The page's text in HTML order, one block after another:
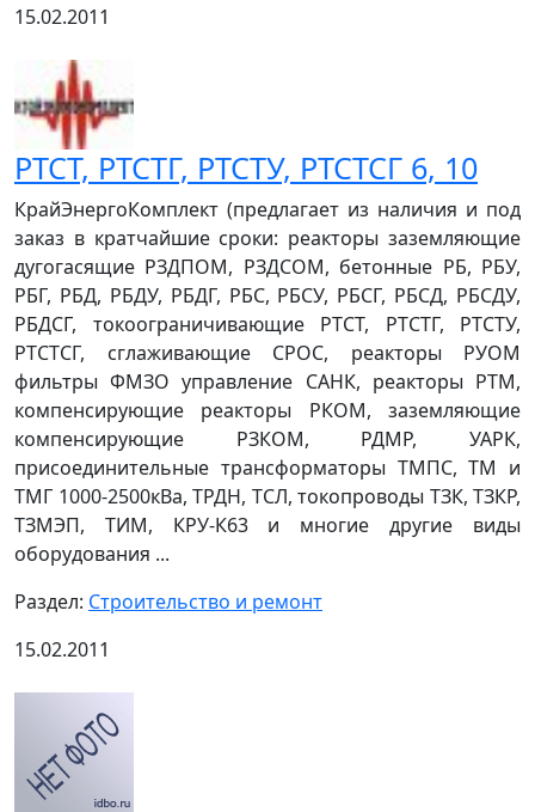
15.02.2011
РТСТ, РТСТГ, РТСТУ, РТСТСГ 6, 10
КрайЭнергоКомплект (предлагает из наличия и под
заказ в кратчайшие сроки: реакторы заземляющие
дугогасящие РЗДПОМ, РЗДСОМ, бетонные РБ, РБУ,
РБГ, РБД, РБДУ, РБДГ, РБС, РБСУ, РБСГ, РБСД, РБСДУ,
РБДСГ, токоограничивающие РТСТ, РТСТГ, РТСТУ,
РТСТСГ, сглаживающие СРОС, реакторы РУОМ
фильтры ФМЗО управление САНК, реакторы РТМ,
компенсирующие реакторы РКОМ, заземляющие
компенсирующие РЗКОМ, РДМР, УАРК,
присоединительные трансформаторы ТМПС, ТМ и
ТМГ 1000-2500кВа, ТРДН, ТСЛ, токопроводы ТЗК, ТЗКР,
ТЗМЭП, ТИМ, КРУ-К63 и многие другие виды
оборудования ...
Раздел: Строительство и ремонт
15.02.2011